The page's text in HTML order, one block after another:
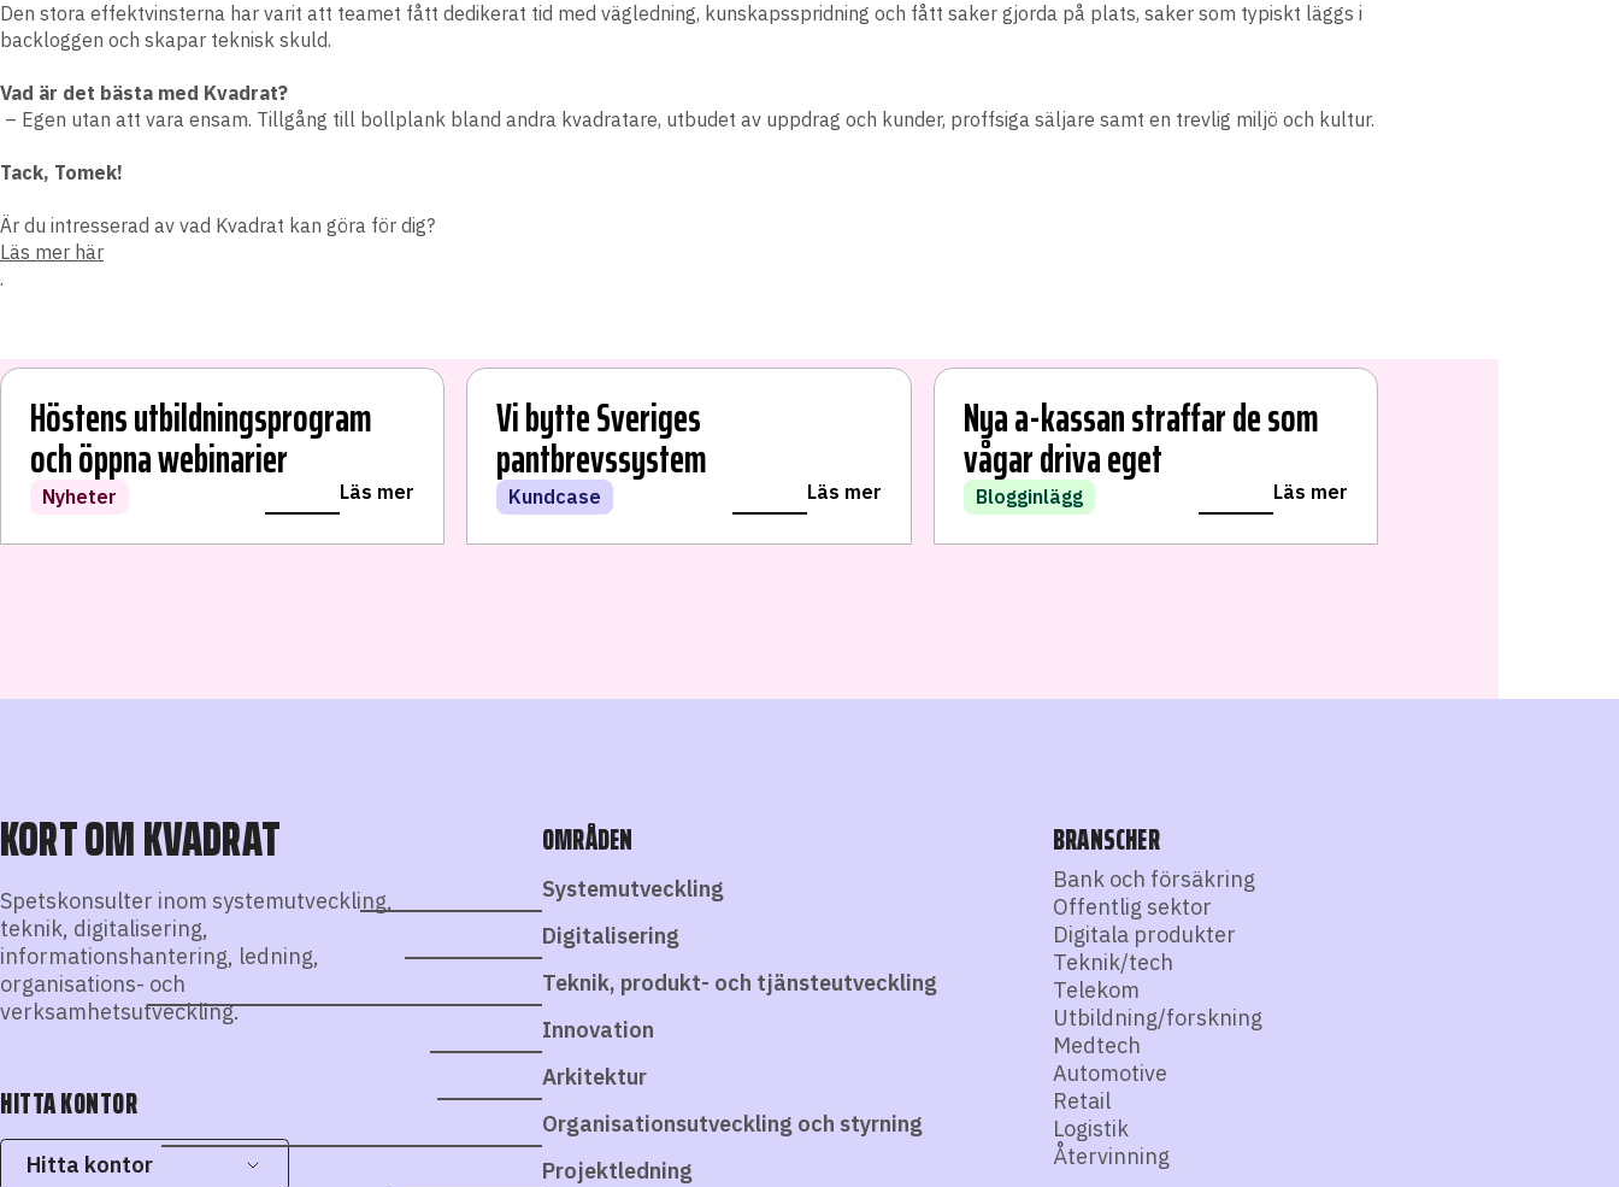
Den stora effektvinsterna har varit att teamet fått dedikerat tid med vägledning, kunskapsspridning och fått saker gjorda på plats, saker som typiskt läggs i
backloggen och skapar teknisk skuld.
Vad är det bästa med Kvadrat?
– Egen utan att vara ensam. Tillgång till bollplank bland andra kvadratare, utbudet av uppdrag och kunder, proffsiga säljare samt en trevlig miljö och kultur.
Tack, Tomek!
Är du intresserad av vad Kvadrat kan göra för dig?
Läs mer här
.
LÄS VIDARE
Höstens utbildningsprogram
och öppna webinarier
Nyheter Läs mer
Vi bytte Sveriges
pantbrevssystem
Kundcase Läs mer
Nya a-kassan straffar de som
vågar driva eget
Blogginlägg Läs mer
KORT OM KVADRAT
Spetskonsulter inom systemutveckling,
teknik, digitalisering,
informationshantering, ledning,
organisations- och
verksamhetsutveckling.
HITTA KONTOR
Hitta kontor
OMRÅDEN
Systemutveckling
Digitalisering
Teknik, produkt- och tjänsteutveckling
Innovation
Arkitektur
Organisationsutveckling och styrning
Projektledning
BRANSCHER
Bank och försäkring
Offentlig sektor
Digitala produkter
Teknik/tech
Telekom
Utbildning/forskning
Medtech
Automotive
Retail
Logistik
Återvinning